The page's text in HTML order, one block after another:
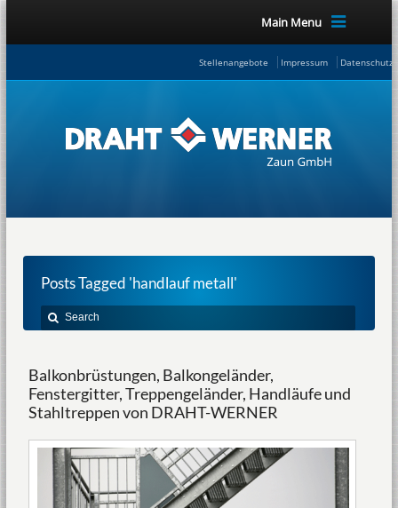
Main Menu
Stellenangebote Impressum
Posts Tagged 'handlauf metall'
Balkonbrüstungen, Balkongeländer,
Fenstergitter, Treppengeländer, Handläufe und
Stahltreppen von DRAHT-WERNER